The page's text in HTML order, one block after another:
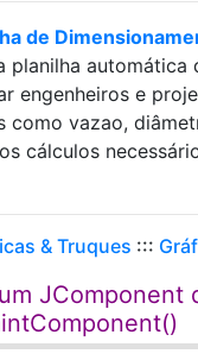
de
planilha
engenheiros e
como vazao,
cálculos
& Truques :::